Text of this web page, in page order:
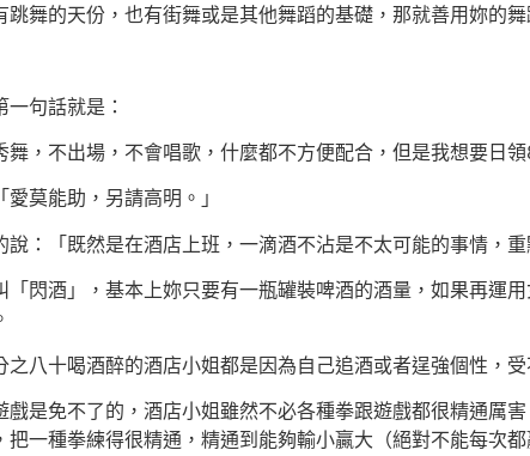
跳舞的天份，也有街舞或是其他舞蹈的基礎，那就善用妳的
句話就是：
舞，不出場，不會唱歌，什麼都不方便配合，但是我想要日領
莫能助，另請高明。」
說：「既然是在酒店上班，一滴酒不沾是不太可能的事情，重
「閃酒」，基本上妳只要有一瓶罐裝啤酒的酒量，如果再運
之八十喝酒醉的酒店小姐都是因為自己追酒或者逞強個性，
戲是免不了的，酒店小姐雖然不必各種拳跟遊戲都很精通厲
把一種拳練得很精通，精通到能夠輸小贏大（絕對不能每次都